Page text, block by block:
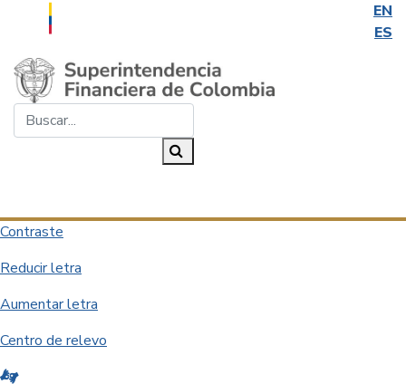
EN
ES
Saltar al contenido principal
Contraste
Reducir letra
Aumentar letra
Centro de relevo